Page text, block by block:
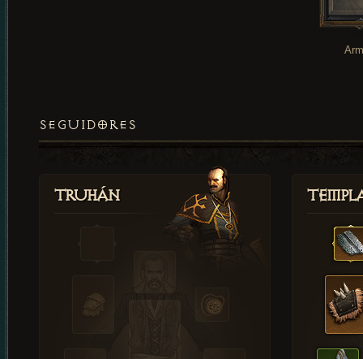
SEGUIDORES
Truhán